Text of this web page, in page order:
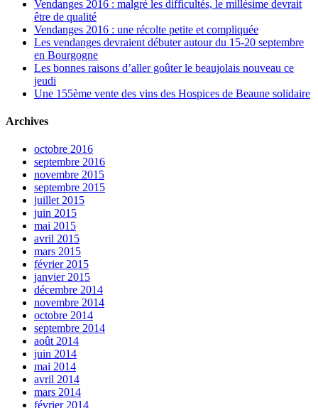
Vendanges 2016 : malgré les difficultés, le millésime devrait
être de qualité
Vendanges 2016 : une récolte petite et compliquée
Les vendanges devraient débuter autour du 15-20 septembre
en Bourgogne
Les bonnes raisons d’aller goûter le beaujolais nouveau ce
jeudi
Une 155ème vente des vins des Hospices de Beaune solidaire
Archives
octobre 2016
septembre 2016
novembre 2015
septembre 2015
juillet 2015
juin 2015
mai 2015
avril 2015
mars 2015
février 2015
janvier 2015
décembre 2014
novembre 2014
octobre 2014
septembre 2014
août 2014
juin 2014
mai 2014
avril 2014
mars 2014
février 2014